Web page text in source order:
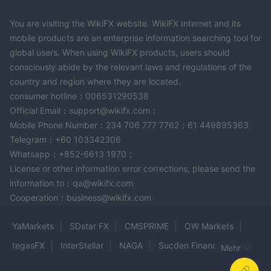
integriert, was Händlern mehr Komfort und Flexibilität bei der
Verwaltung ihrer Finanzaktivitäten bietet. Angesichts der
begrenzten Informationen, die auf der Website verfügbar sind,
wird potenziellen Händlern dringend empfohlen, sich direkt an
die Vertreter von PandoraFX zu wenden, um klare und genaue
Auszahlungsoptionen zu erhalten und so einen fundierten
Benutzerpräsenz auf WikiFX
Begegnung mit a Insgesamt 7 Enthüllungen auf WikiFX,
alle im Zusammenhang mit Betrug, Betrug und
Schwierigkeiten beim Abheben von Geldern
Dies stellt ein
speziellen Brokers nicht ignoriert werden kann. Diese
schwerwiegenden Warnsignale weisen auf potenzielle Risiken
You are visiting the WikiFX website. WikiFX Internet and its
mobile products are an enterprise information searching tool for
global users. When using WikiFX products, users should
consciously abide by the relevant laws and regulations of the
country and region where they are located.
consumer hotline：006531290538
Official Email：support@wikifx.com；
Mobile Phone Number：234 706 777 7762；61 449895363
Telegram：+60 103342306
Whatsapp：+852-6613 1970；
License or other information error corrections, please send the
information to：qa@wikifx.com
Cooperation：business@wikifx.com
YaMarkets SDstar FX CMSPRIME
OW Markets
tegasFX
InterStellar NAGA
Sucden FinancialMehr